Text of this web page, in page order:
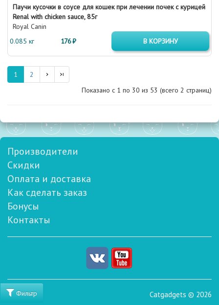
Паучи кусочки в соусе для кошек при лечении почек с курицей
Renal with chicken sauce, 85г
Royal Canin
0.085 кг
176 ₽ В КОРЗИНУ
1
2
Показано с 1 по 30 из 53 (всего 2 страниц)
Производители
Скидки
Оплата и доставка
Как сделать заказ
Бонусы
Контакты
Catgadgets © 2026
Фильтр